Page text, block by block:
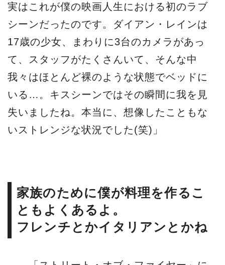
実はこれが僕の映画人生における初のラブ
シーンだったのです。ダイアン・レインは
17歳の少女、まわりに3台のカメラがあっ
て、スタッフがたくさんいて、そんな中
我々はほとんど裸のような状態でベッドに
いる…。キスシーンではその瞬間に我を見
失いましたね。本当に、想像したこともな
いストレンジな状況でした(笑)」
家族のために僕が料理を作るこ
ともよくあるよ。
フレンチとかイタリアンとかね